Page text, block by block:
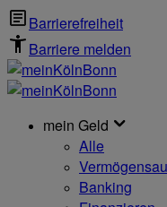
Barrierefreiheit
Barriere melden
mein Geld
Alle
Banking